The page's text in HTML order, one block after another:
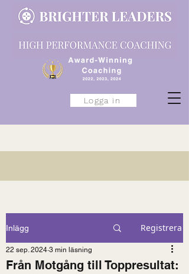
Logga in
Inlägg Registrera
Från Motgång till Toppresultat:
22 sep. 2024 3 min läsning